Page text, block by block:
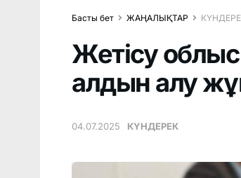
Басты бет ЖАҢАЛЫҚТАР
Жетісу
алдын алу
04.07.2025 КҮНДЕРЕК